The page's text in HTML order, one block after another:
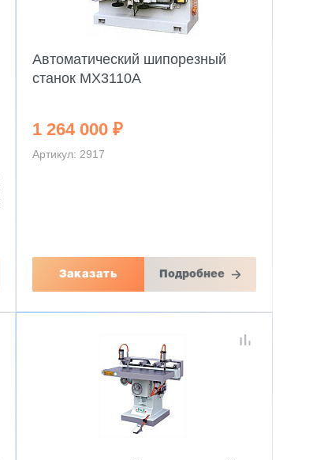
Автоматический шипорезный
станок MX3110A
1 264 000 ₽
Артикул: 2917
Заказать Подробнее